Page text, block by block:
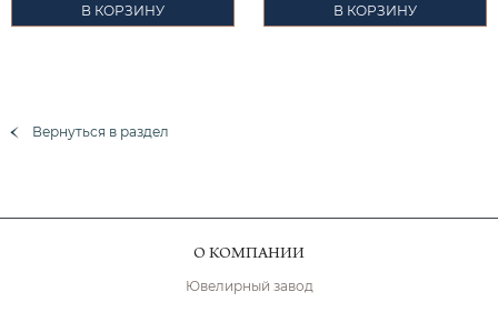
В КОРЗИНУ В КОРЗИНУ
Вернуться в раздел
О КОМПАНИИ
Ювелирный завод